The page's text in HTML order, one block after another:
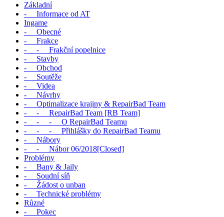
Základní
- Informace od AT
Ingame
- Obecné
- Frakce
- - Frakční popelnice
- Stavby
- Obchod
- Soutěže
- Videa
- Návrhy
- Optimalizace krajiny & RepairBad Team
- - RepairBad Team [RB Team]
- - - O RepairBad Teamu
- - - Přihlášky do RepairBad Teamu
- Nábory
- - Nábor 06/2018[Closed]
Problémy
- Bany & Jaily
- Soudní síň
- Žádost o unban
- Technické problémy
Různé
- Pokec